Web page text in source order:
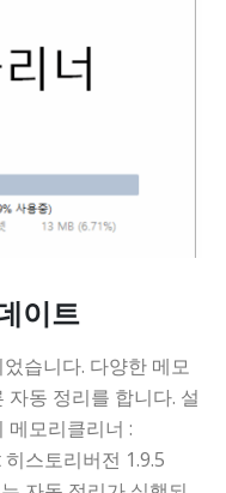
이트
습니다. 다양한 메모
동 정리를 합니다. 설
메모리클리너 :
스토리버전 1.9.5